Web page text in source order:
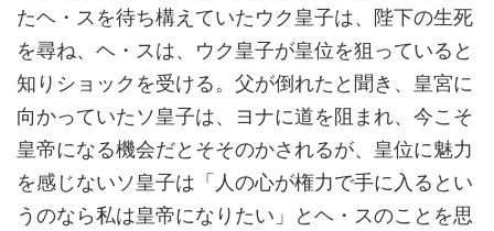
たヘ・スを待ち構えていたウク皇子は、陛下の生死
を尋ね、ヘ・スは、ウク皇子が皇位を狙っていると
知りショックを受ける。父が倒れたと聞き、皇宮に
向かっていたソ皇子は、ヨナに道を阻まれ、今こそ
皇帝になる機会だとそそのかされるが、皇位に魅力
を感じないソ皇子は「人の心が権力で手に入るとい
うのなら私は皇帝になりたい」とヘ・スのことを思